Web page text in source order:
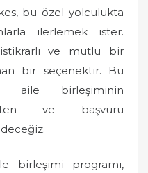
bu özel yolculukta
ilerlemek ister.
ve mutlu bir
bir seçenektir. Bu
aile birleşiminin
ve başvuru
birleşimi programı,